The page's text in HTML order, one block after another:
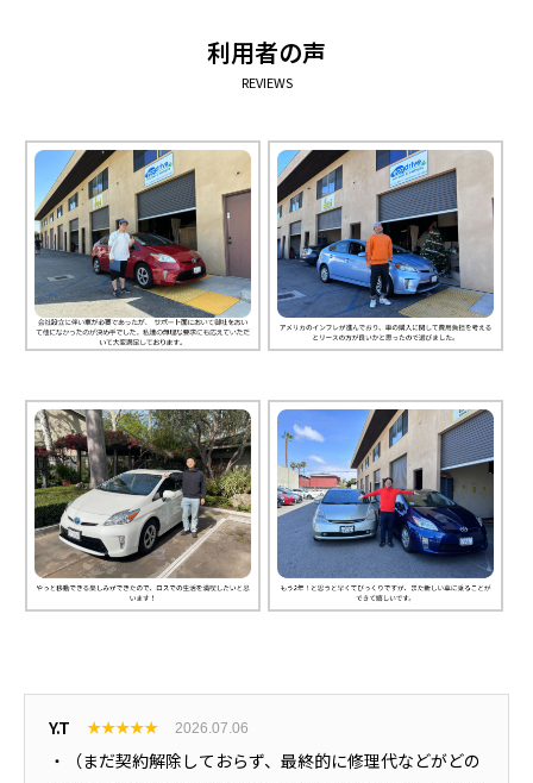
利用者の声
REVIEWS
Y.T ★★★★★ 2026.07.06
・（まだ契約解除しておらず、最終的に修理代などがどの